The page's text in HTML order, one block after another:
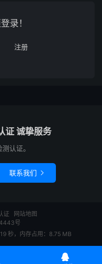
录！
注册
证 诚挚服务
认证。
联系我们 
证
网站地图
号
秒，内存占用：8.75 MB
